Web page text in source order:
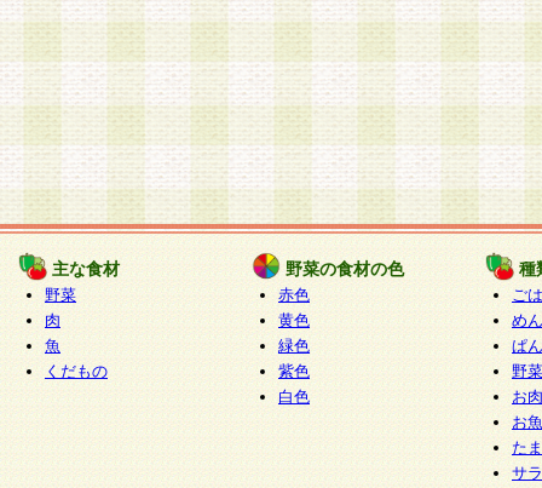
主な食材
野菜
肉
魚
くだもの
野菜の食材の色
赤色
黄色
緑色
紫色
白色
種
ご
めん
ぱん
野
お
お
た
サ